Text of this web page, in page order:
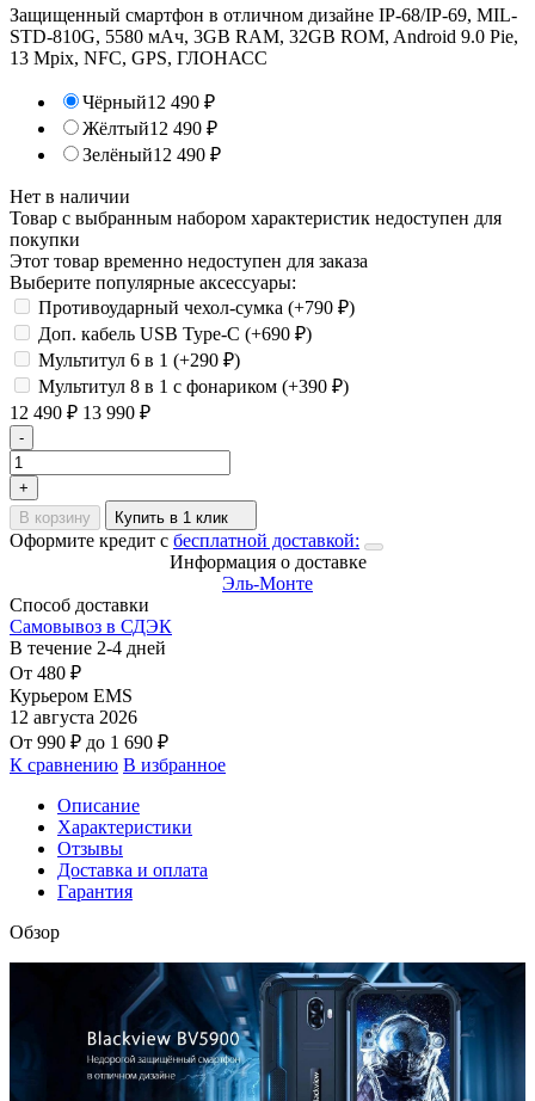
Защищенный смартфон в отличном дизайне IP-68/IP-69, MIL-
STD-810G, 5580 мАч, 3GB RAM, 32GB ROM, Android 9.0 Pie,
13 Mpix, NFC, GPS, ГЛОНАСС
Чёрный12 490 ₽
Жёлтый12 490 ₽
Зелёный12 490 ₽
Нет в наличии
Товар с выбранным набором характеристик недоступен для
покупки
Этот товар временно недоступен для заказа
Выберите популярные аксессуары:
Противоударный чехол-сумка (+790 ₽)
Доп. кабель USB Type-C (+690 ₽)
Мультитул 6 в 1 (+290 ₽)
Мультитул 8 в 1 с фонариком (+390 ₽)
12 490 ₽ 13 990 ₽
-
+
В корзину
Купить в 1 клик
Оформите кредит с бесплатной доставкой:
Информация о доставке
Эль-Монте
Способ доставки
Самовывоз в СДЭК
В течение 2-4 дней
От 480 ₽
Курьером EMS
12 августа 2026
От 990 ₽ до 1 690 ₽
К сравнению В избранное
Описание
Характеристики
Отзывы
Доставка и оплата
Гарантия
Обзор